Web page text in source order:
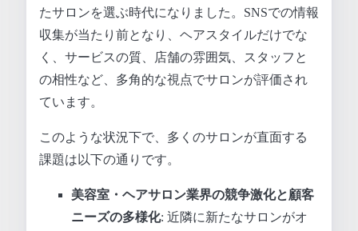
たサロンを選ぶ時代になりました。SNSでの情報
収集が当たり前となり、ヘアスタイルだけでな
く、サービスの質、店舗の雰囲気、スタッフと
の相性など、多角的な視点でサロンが評価され
ています。
このような状況下で、多くのサロンが直面する
課題は以下の通りです。
美容室・ヘアサロン業界の競争激化と顧客
ニーズの多様化: 近隣に新たなサロンがオ